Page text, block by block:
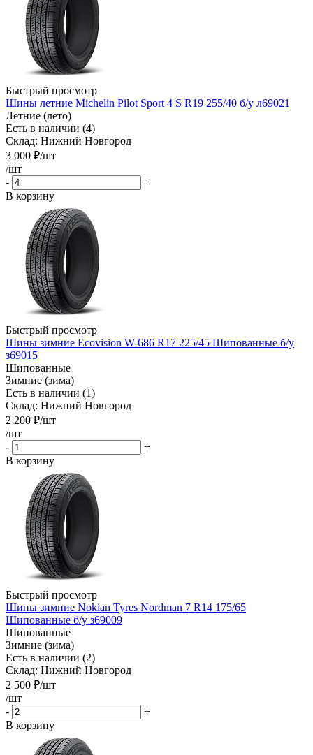
Быстрый просмотр
Шины летние Michelin Pilot Sport 4 S R19 255/40 б/у л69021
Летние (лето)
Есть в наличии (4)
Склад: Нижний Новгород
3 000 ₽/шт
/шт
-
+
В корзину
Быстрый просмотр
Шины зимние Ecovision W-686 R17 225/45 Шипованные б/у
з69015
Шипованные
Зимние (зима)
Есть в наличии (1)
Склад: Нижний Новгород
2 200 ₽/шт
/шт
-
+
В корзину
Быстрый просмотр
Шины зимние Nokian Tyres Nordman 7 R14 175/65
Шипованные б/у з69009
Шипованные
Зимние (зима)
Есть в наличии (2)
Склад: Нижний Новгород
2 500 ₽/шт
/шт
-
+
В корзину